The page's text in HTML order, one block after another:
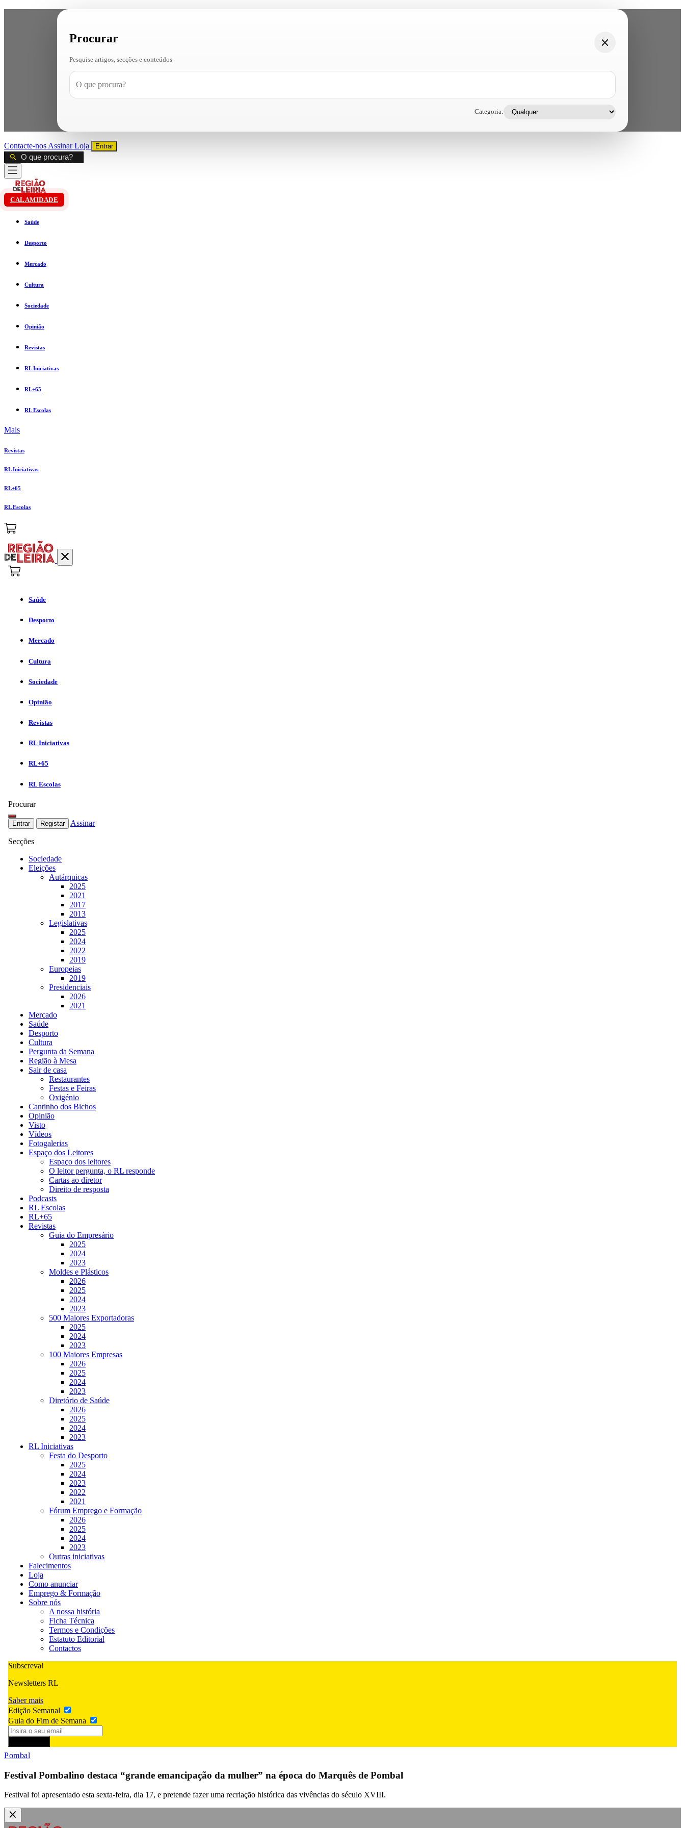
Procurar
Pesquise artigos, secções e conteúdos
Categoria:
Contacte-nos AssinarLoja Entrar
CALAMIDADE
Saúde
Desporto
Mercado
Cultura
Sociedade
Opinião
Revistas
RL Iniciativas
RL+65
RL Escolas
Mais
Revistas
RL Iniciativas
RL+65
RL Escolas
Saúde
Desporto
Mercado
Cultura
Sociedade
Opinião
Revistas
RL Iniciativas
RL+65
RL Escolas
Procurar
Entrar Registar Assinar
Secções
Sociedade
Eleições
Autárquicas
2025
2021
2017
2013
Legislativas
2025
2024
2022
2019
Europeias
2019
Presidenciais
2026
2021
Mercado
Saúde
Desporto
Cultura
Pergunta da Semana
Região à Mesa
Sair de casa
Restaurantes
Festas e Feiras
Oxigénio
Cantinho dos Bichos
Opinião
Visto
Vídeos
Fotogalerias
Espaço dos Leitores
Espaço dos leitores
O leitor pergunta, o RL responde
Cartas ao diretor
Direito de resposta
Podcasts
RL Escolas
RL+65
Revistas
Guia do Empresário
2025
2024
2023
Moldes e Plásticos
2026
2025
2024
2023
500 Maiores Exportadoras
2025
2024
2023
100 Maiores Empresas
2026
2025
2024
2023
Diretório de Saúde
2026
2025
2024
2023
RL Iniciativas
Festa do Desporto
2025
2024
2023
2022
2021
Fórum Emprego e Formação
2026
2025
2024
2023
Outras iniciativas
Falecimentos
Loja
Como anunciar
Emprego & Formação
Sobre nós
A nossa história
Ficha Técnica
Termos e Condições
Estatuto Editorial
Contactos
Subscreva!
Newsletters RL
Saber mais
Edição Semanal
Guia do Fim de Semana
Pombal
Festival Pombalino destaca “grande emancipação da mulher” na época do Marquês de Pombal
Festival foi apresentado esta sexta-feira, dia 17, e pretende fazer uma recriação histórica das vivências do século XVIII.